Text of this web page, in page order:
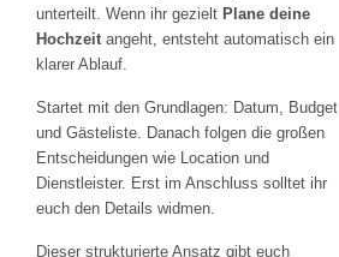
unterteilt. Wenn ihr gezielt Plane deine
Hochzeitangeht, entsteht automatisch ein
klarer Ablauf.
Startet mit den Grundlagen: Datum, Budget
und Gästeliste. Danach folgen die großen
Entscheidungen wie Location und
Dienstleister. Erst im Anschluss solltet ihr
euch den Details widmen.
Dieser strukturierte Ansatz gibt euch